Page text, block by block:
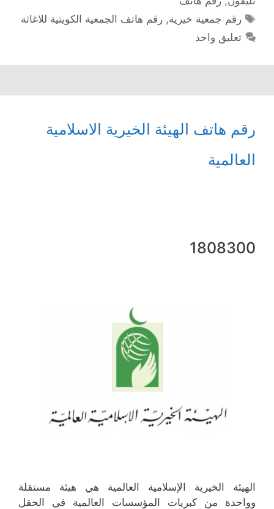
الوسوم
رقم جمعية خيرية,رقم هاتف الجمعية الكويتية للاغاثة
تعليق واحد
رقم هاتف الهيئة الخيرية الاسلامية
العالمية
1808300
الهيئة الخيرية الإسلامية العالمية هي هيئة مستقلة
وواحدة من كبريات المؤسسات العالمية في الحقل